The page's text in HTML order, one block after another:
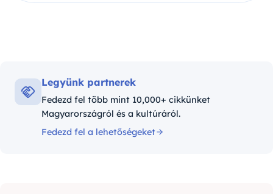
Legyünk partnerek
Fedezd fel több mint 10,000+ cikkünket
Magyarországról és a kultúráról.
Fedezd fel a lehetőségeket